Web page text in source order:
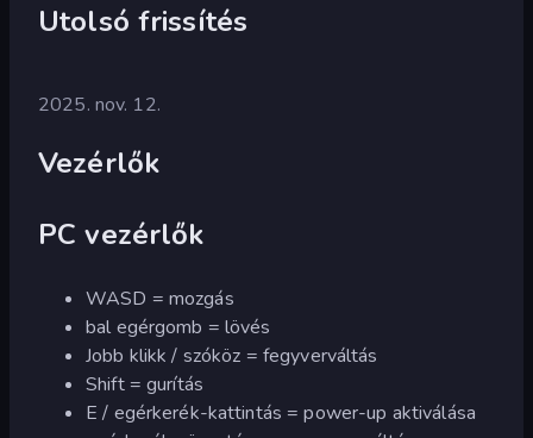
Utolsó frissítés
2025. nov. 12.
Vezérlők
PC vezérlők
WASD = mozgás
bal egérgomb = lövés
Jobb klikk / szóköz = fegyverváltás
Shift = gurítás
E / egérkerék-kattintás = power-up aktiválása